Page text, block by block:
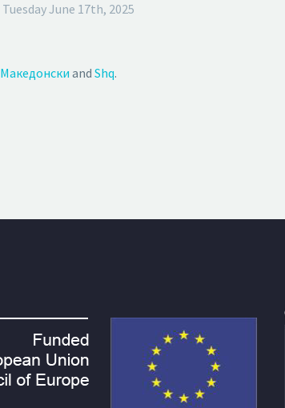
Tuesday June 17th, 2025
Македонски and Shq.